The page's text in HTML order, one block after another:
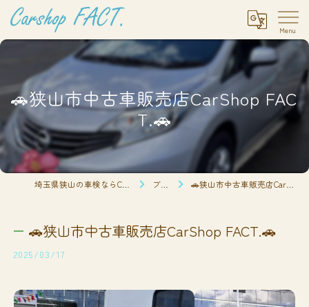
🚗狭山市中古車販売店CarShop FAC
T.🚗
ブログ 🚗狭山市中古車販売店CarShop FACT.🚗
🚗狭山市中古車販売店CarShop FACT.🚗
2025/03/17